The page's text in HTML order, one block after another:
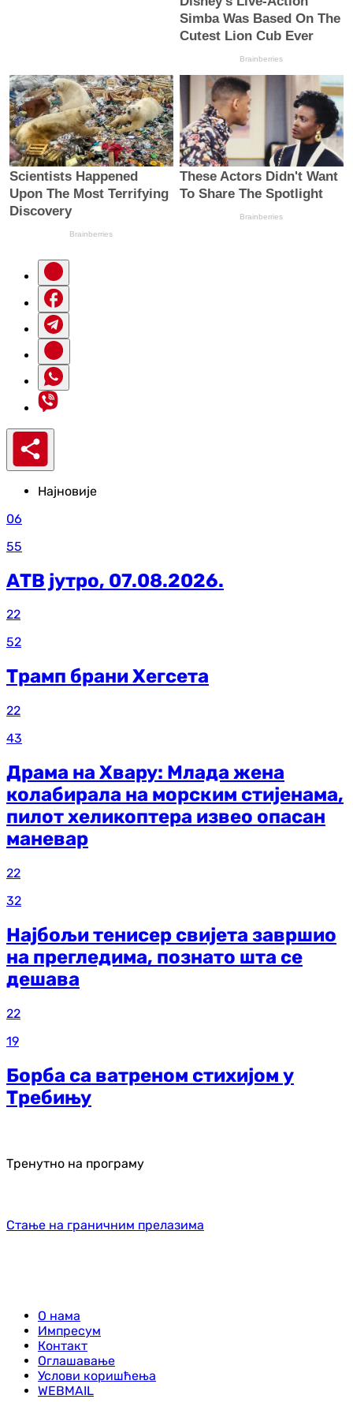
Најновије
06
55
АТВ јутро, 07.08.2026.
22
52
Трамп брани Хегсета
22
43
Драма на Хвару: Млада жена
колабирала на морским стијенама,
пилот хеликоптера извео опасан
маневар
22
32
Најбољи тенисер свијета завршио
на прегледима, познато шта се
дешава
22
19
Борба са ватреном стихијом у
Требињу
Тренутно на програму
Стање на граничним прелазима
О нама
Импресум
Контакт
Оглашавање
Услови коришћења
WEBMAIL